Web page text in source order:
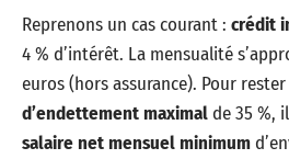
Reprenons un cas courant : crédit
4 % d’intérêt. La mensualité
euros (hors assurance). Pour
d’endettement maximalde 35 %,
salaire net mensuel minimum